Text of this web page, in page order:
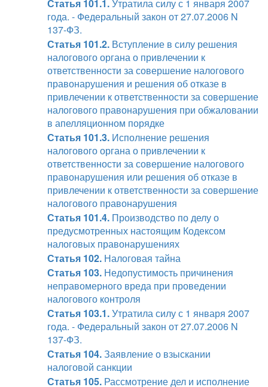
Статья 101.1.Утратила силу с 1 января 2007
года. - Федеральный закон от 27.07.2006 N
137-ФЗ.
Статья 101.2. Вступление в силу решения
налогового органа о привлечении к
ответственности за совершение налогового
правонарушения и решения об отказе в
привлечении к ответственности за совершение
налогового правонарушения при обжаловании
в апелляционном порядке
Статья 101.3. Исполнение решения
налогового органа о привлечении к
ответственности за совершение налогового
правонарушения или решения об отказе в
привлечении к ответственности за совершение
налогового правонарушения
Статья 101.4. Производство по делу о
предусмотренных настоящим Кодексом
налоговых правонарушениях
Статья 102. Налоговая тайна
Статья 103. Недопустимость причинения
неправомерного вреда при проведении
налогового контроля
Статья 103.1.Утратила силу с 1 января 2007
года. - Федеральный закон от 27.07.2006 N
137-ФЗ.
Статья 104.Заявление о взыскании
налоговой санкции
Статья 105. Рассмотрение дел и исполнение